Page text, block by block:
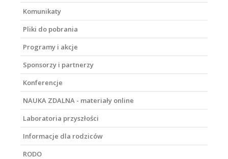
Komunikaty
Pliki do pobrania
Programy i akcje
Sponsorzy i partnerzy
Konferencje
NAUKA ZDALNA - materiały online
Laboratoria przyszłości
Informacje dla rodziców
RODO